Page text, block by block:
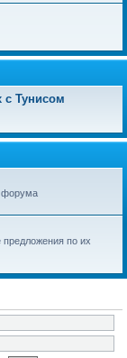
Тунисом
форума
по их